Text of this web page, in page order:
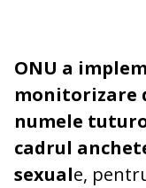
ONU a
monitorizare
numele
cadrul
sexuale,